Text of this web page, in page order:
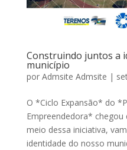
Construindo juntos a
município
por Admsite Admsite |
O *Ciclo Expansão* do
Empreendedora*
meio dessa iniciativa,
identidade do nosso